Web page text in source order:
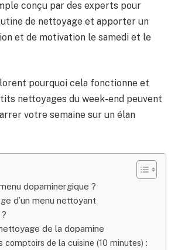
conçu par des experts pour
de nettoyage et apporter un
et de motivation le samedi et le
pourquoi cela fonctionne et
nettoyages du week-end peuvent
votre semaine sur un élan
dopaminergique ?
d’un menu nettoyant
de la dopamine
comptoirs de la cuisine (10 minutes) :